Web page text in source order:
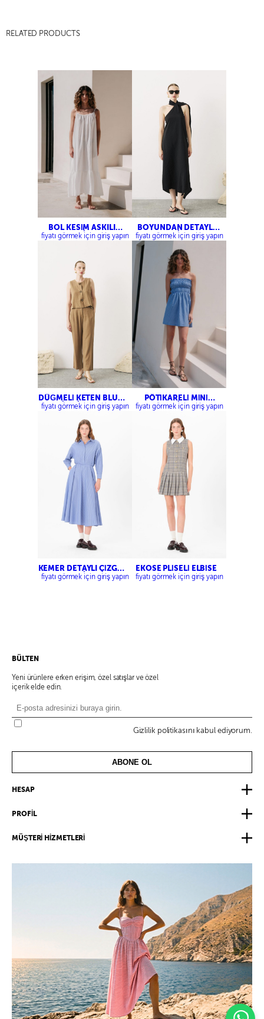
RELATED PRODUCTS
BOL KESİM ASKILI
ELBİSE
fiyatı görmek için giriş yapın
BOYUNDAN DETAYLI
ELBİSE
fiyatı görmek için giriş yapın
DÜĞMELİ KETEN BLUZ-
PİLELİ KETEN
PANTOLON
fiyatı görmek için giriş yapın
PÖTİKARELİ MİNİ
ELBİSE
fiyatı görmek için giriş yapın
KEMER DETAYLI ÇİZGİLİ
ELBİSE
fiyatı görmek için giriş yapın
EKOSE PLİSELİ ELBİSE
fiyatı görmek için giriş yapın
BÜLTEN
Yeni ürünlere erken erişim, özel satışlar ve özel
içerik elde edin.
Gizlilik politikasını kabul ediyorum.
ABONE OL
HESAP
PROFİL
MÜŞTERİ HİZMETLERİ